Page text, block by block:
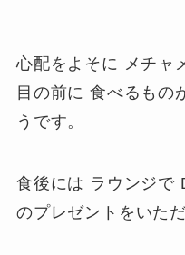
心配をよそに メチャ
目の前に 食べるもの
うです。
食後には ラウンジで
のプレゼントをいた